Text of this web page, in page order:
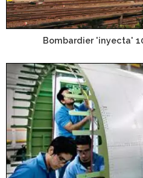
Bombardier 'inyecta'